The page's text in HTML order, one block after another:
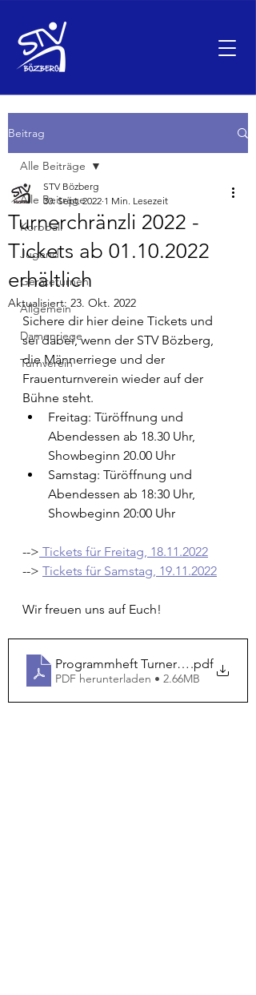
Beitrag
Alle Beiträge
Korbball
Jugend
Geräteturnen
Allgemein
Damenriege
Turnverein
Alle Beiträge
Turnerchränzli 2022 -
Tickets ab 01.10.2022
erhältlich
STV Bözberg
30. Sept. 2022 1 Min. Lesezeit
Aktualisiert: 23. Okt. 2022
Sichere dir hier deine Tickets und
sei dabei, wenn der STV Bözberg,
die Männerriege und der
Frauenturnverein wieder auf der
Bühne steht.
Freitag: Türöffnung und
Abendessen ab 18.30 Uhr,
Showbeginn 20.00 Uhr
Samstag: Türöffnung und
Abendessen ab 18:30 Uhr,
Showbeginn 20:00 Uhr
--> Tickets für Freitag, 18.11.2022
--> Tickets für Samstag, 19.11.2022
Wir freuen uns auf Euch!
Programmheft Turnerchränzli 2022
.pdf
PDF herunterladen • 2.66MB